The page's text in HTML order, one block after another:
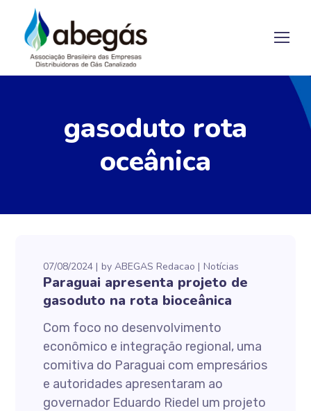
gasoduto rota
oceânica
07/08/2024 byABEGAS Redacao Notícias
Paraguai apresenta projeto de
gasoduto na rota bioceânica
Com foco no desenvolvimento
econômico e integração regional, uma
comitiva do Paraguai com empresários
e autoridades apresentaram ao
governador Eduardo Riedel um projeto